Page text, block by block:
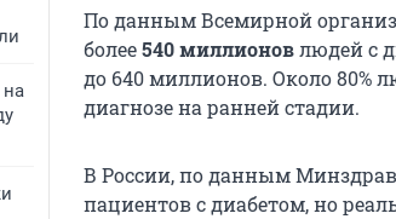
По данным Всемирной
более540 миллионовлюдей с
до 640 миллионов. Около 80%
диагнозе на ранней стадии.
В России, по данным
пациентов с диабетом, но